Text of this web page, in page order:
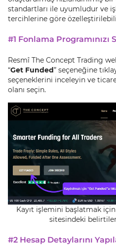
standartları ile uyumludur ve
tercihlerine göre
#1 Fonlama Programınızı
Resmî The Concept Trading
“Get Funded” seçeneğine
seçeneklerini inceleyin ve
olanı seçin.
Kayıt işlemini başlatmak
sitesindeki
#2 Hesap Detaylarını